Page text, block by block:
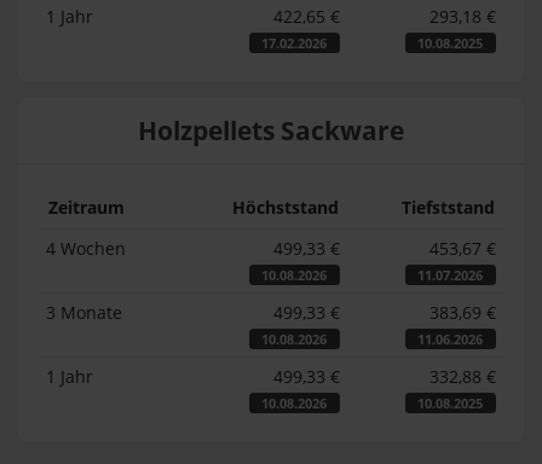
1 Jahr 422,65 €
17.02.2026
293,18 €
10.08.2025
Holzpellets Sackware
Zeitraum Höchststand
Tiefststand
4 Wochen
499,33 €
10.08.2026
453,67 €
11.07.2026
3 Monate 499,33 €
10.08.2026
383,69 €
11.06.2026
1 Jahr 499,33 €
10.08.2026
332,88 €
10.08.2025